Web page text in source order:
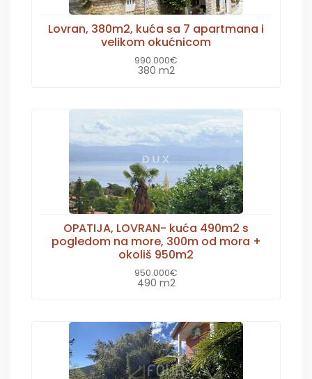
Lovran, 380m2, kuća sa 7 apartmana i
velikom okućnicom
990.000€
380 m2
OPATIJA, LOVRAN- kuća 490m2 s
pogledom na more, 300m od mora +
okoliš 950m2
950.000€
490 m2